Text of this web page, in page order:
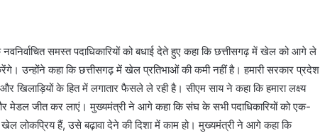
समस्त पदाधिकारियों को बधाई देते हुए कहा कि छत्तीसगढ़ में खेल को आगे ले
उन्होंने कहा कि छत्तीसगढ़ में खेल प्रतिभाओं की कमी नहीं है। हमारी सरकार प्रदेश
खिलाड़ियों के हित में लगातार फैसले ले रही है। सीएम साय ने कहा कि हमारा लक्ष्य
मेडल जीत कर लाएं। मुख्यमंत्री ने आगे कहा कि संघ के सभी पदाधिकारियों को एक-
लोकप्रिय हैं, उसे बढ़ावा देने की दिशा में काम हो। मुख्यमंत्री ने आगे कहा कि